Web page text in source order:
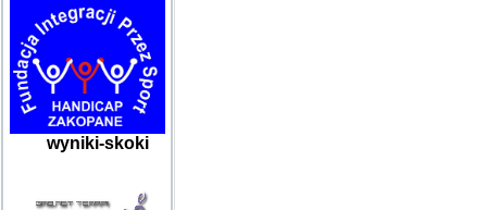
wyniki-skoki